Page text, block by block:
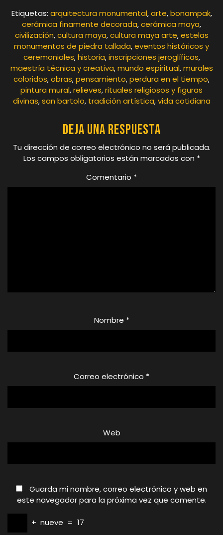
Etiquetas: arquitectura monumental,arte,bonampak,
cerámica finamente decorada,cerámica maya,
civilización,cultura maya,cultura maya arte,estelas
monumentos de piedra tallada,eventos históricos y
ceremoniales,historia,inscripciones jeroglíficas,
maestría técnica y creativa,mundo espiritual,murales
coloridos,obras,pensamiento,perdura en el tiempo,
pintura mural,relieves,rituales religiosos y figuras
divinas,san bartolo, tradición artística,vida cotidiana
Deja una respuesta
Tu dirección de correo electrónico no será publicada.
Los campos obligatorios están marcados con *
Comentario *
Nombre *
Correo electrónico *
Web
Guarda mi nombre, correo electrónico y web en
este navegador para la próxima vez que comente.
+ nueve = 17